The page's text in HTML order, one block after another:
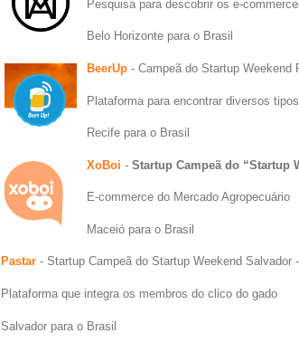
Pesquisa para descobrir os e-
Belo Horizonte para o Brasil
BeerUp - Campeã do Startup Weekend
Plataforma para encontrar diversos
Recife para o Brasil
XoBoi - Startup Campeã do “Startup
E-commerce do Mercado Agropecuário
Maceió para o Brasil
Pastar - Startup Campeã do Startup Weekend Salvador
Plataforma que integra os membros do clico do gado
Salvador para o Brasil